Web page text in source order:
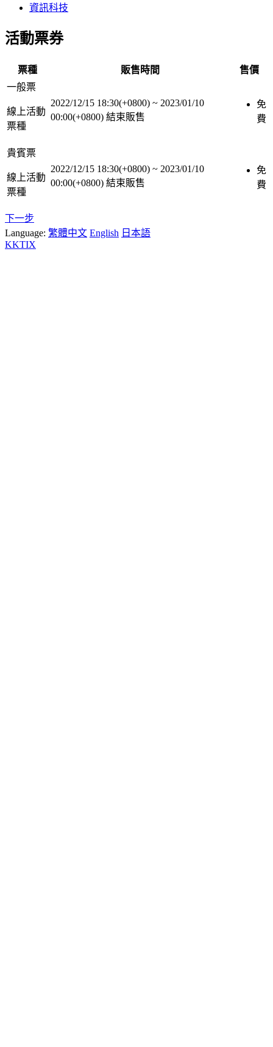
資訊科技
活動票券
票種 販售時間
售價
一般票
線上活動
票種
2022/12/15 18:30(+0800) ~ 2023/01/10
00:00(+0800) 結束販售
免
費
貴賓票
線上活動
票種
2022/12/15 18:30(+0800) ~ 2023/01/10
00:00(+0800) 結束販售
免
費
下一步
Language: 繁體中文 English 日本語
KKTIX